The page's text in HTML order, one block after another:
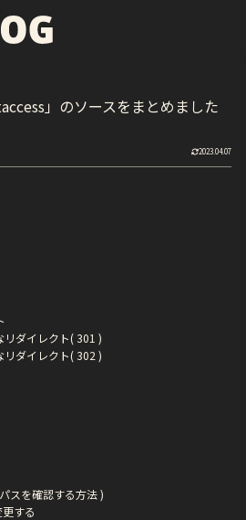
」のソースをまとめました
2023.04.07
リダイレクト( 301 )
リダイレクト( 302 )
スを確認する方法 )
する